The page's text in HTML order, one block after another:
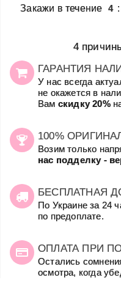
Закажи в течение 4 :
4
ГАРАНТИЯ
У нас всегда
не окажется в
Вам скидку 20%
100%
Возим только
нас подделку -
БЕСПЛАТНАЯ
По Украине за 24
по предоплате.
ОПЛАТА ПРИ
Остались
осмотра, когда